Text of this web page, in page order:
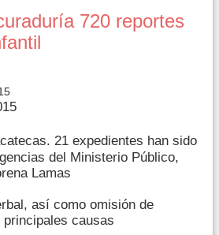
720 reportes
21 expedientes han sido
del Ministerio Público,
Lamas
así como omisión de
causas